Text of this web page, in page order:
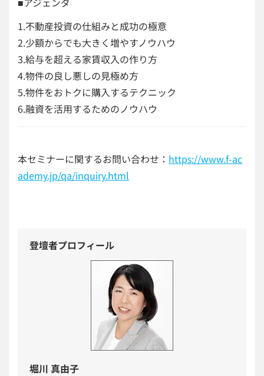
1.不動産投資の仕組みと成功の極意
2.少額からでも大きく増やすノウハウ
3.給与を超える家賃収入の作り方
4.物件の良し悪しの見極め方
5.物件をおトクに購入するテクニック
6.融資を活用するためのノウハウ
本セミナーに関するお問い合わせ： https://www.f-ac
ademy.jp/qa/inquiry.html
登壇者プロフィール
堀川 真由子